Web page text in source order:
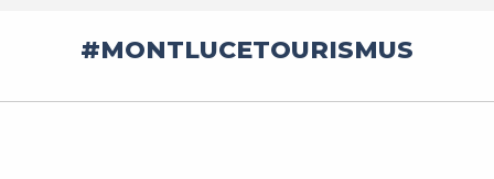
#MONTLUCETOURISMUS